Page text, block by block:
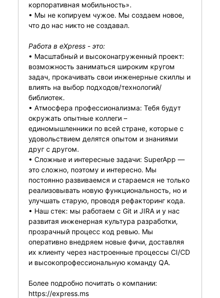
корпоративная мобильность».
• Мы не копируем чужое. Мы создаем новое,
что до нас никто не создавал.
Работа в eXpress - это:
• Масштабный и высоконагруженный проект:
возможность заниматься широким кругом
задач, прокачивать свои инженерные скиллы и
влиять на выбор подходов/технологий/
библиотек.
• Атмосфера профессионализма: Тебя будут
окружать опытные коллеги –
единомышленники по всей стране, которые с
удовольствием делятся опытом и знаниями
друг с другом.
• Сложные и интересные задачи: SuperApp —
это сложно, поэтому и интересно. Мы
постоянно развиваемся и стараемся не только
реализовывать новую функциональность, но и
улучшать старую, проводя рефакторинг кода.
• Наш стек: мы работаем с Git и JIRA и у нас
развитая инженерная культура разработки,
прозрачный процесс код ревью. Мы
оперативно внедряем новые фичи, доставляя
их клиенту через настроенные процессы CI/CD
и высокопрофессиональную команду QA.
Более подробно почитать о компании:
https://express.ms